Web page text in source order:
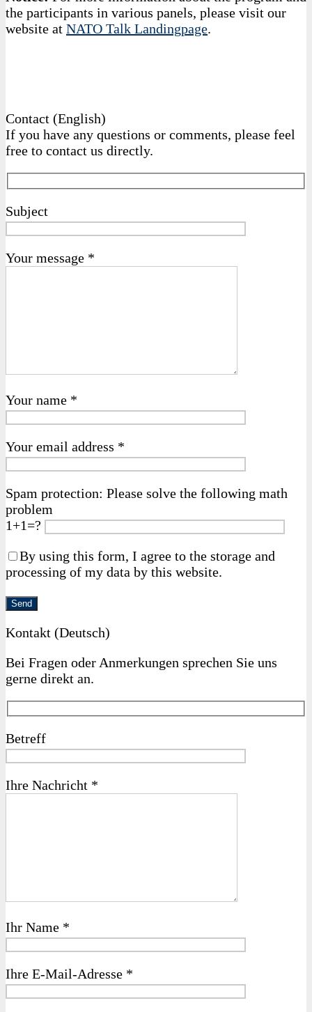
the participants in various panels, please visit our
website at NATO Talk Landingpage.
Contact (English)
If you have any questions or comments, please feel
free to contact us directly.
Subject
Your message *
Your name *
Your email address *
Spam protection: Please solve the following math
problem
1+1=?
By using this form, I agree to the storage and
processing of my data by this website.
Kontakt (Deutsch)
Bei Fragen oder Anmerkungen sprechen Sie uns
gerne direkt an.
Betreff
Ihre Nachricht *
Ihr Name *
Ihre E‑Mail-Adresse *